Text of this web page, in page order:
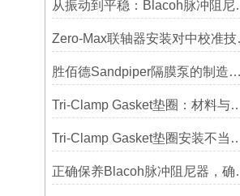
从振动到平
Zero-
胜佰德Sandpiper隔膜泵的制造工艺和技术难点
Tri-Clamp Gasket垫圈：材料与
Tri-Clamp Gasket垫圈安装不当导
正确保养